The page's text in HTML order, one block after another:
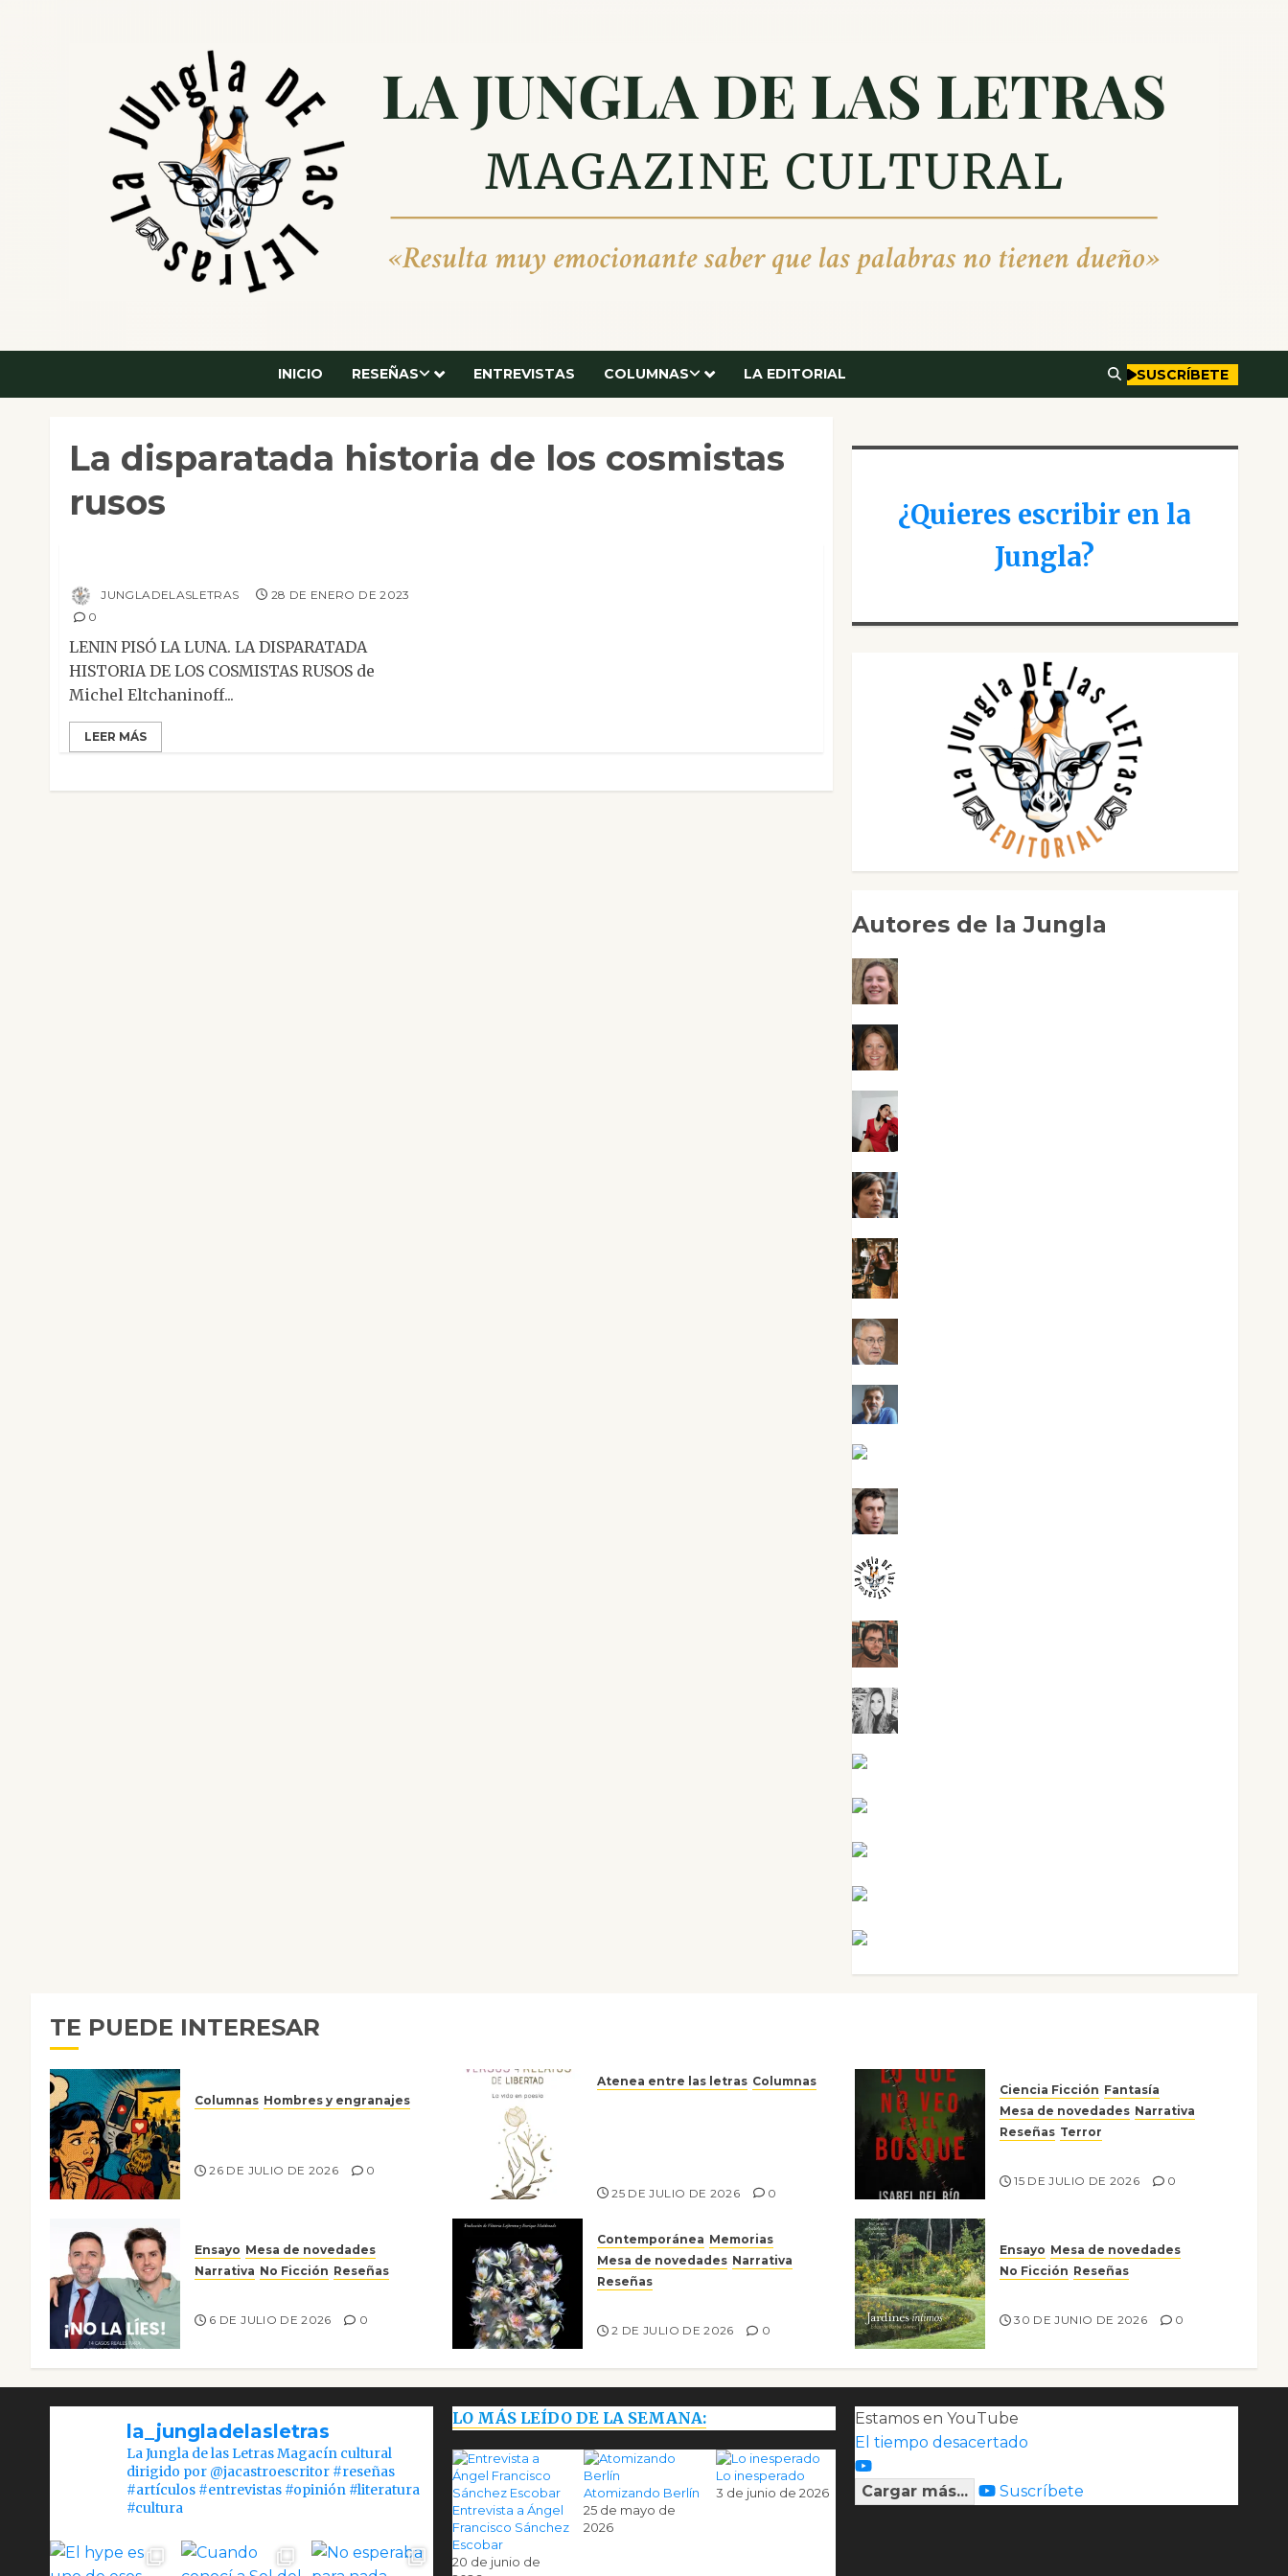
INICIO RESEÑAS ENTREVISTAS COLUMNAS LA EDITORIAL SUSCRÍBETE
La disparatada historia de los cosmistas
rusos
Mesa de novedades
JUNGLADELASLETRAS
28 DE ENERO DE 2023
0
LENIN PISÓ LA LUNA. LA DISPARATADA
HISTORIA DE LOS COSMISTAS RUSOS de
Michel Eltchaninoff...
LEER MÁS
¿Quieres escribir en la
Jungla?
Autores de la Jungla
TE PUEDE INTERESAR
Columnas Hombres y engranajes
26 DE JULIO DE 2026 0
Atenea entre las letras Columnas
25 DE JULIO DE 2026 0
Ciencia Ficción Fantasía
Mesa de novedades Narrativa
Reseñas Terror
15 DE JULIO DE 2026 0
Ensayo Mesa de novedades
Narrativa No Ficción Reseñas
6 DE JULIO DE 2026 0
Contemporánea Memorias
Mesa de novedades Narrativa
Reseñas
2 DE JULIO DE 2026 0
Ensayo Mesa de novedades
No Ficción Reseñas
30 DE JUNIO DE 2026 0
la_jungladelasletras
La Jungla de las Letras Magacín cultural
dirigido por @jacastroescritor #reseñas
#artículos #entrevistas #opinión #literatura
#cultura
LO MÁS LEÍDO DE LA SEMANA:
Entrevista a Ángel
Francisco Sánchez
Escobar
20 de junio de
Atomizando Berlín
25 de mayo de
2026
Lo inesperado
3 de junio de 2026
Estamos en YouTube
El tiempo desacertado
Cargar más... Suscríbete